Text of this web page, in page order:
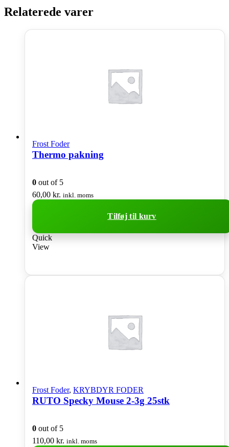
Relaterede varer
Frost Foder
Thermo pakning
0 out of 5
60,00 kr. inkl. moms
Tilføj til kurv
Quick
View
Frost Foder, KRYBDYR FODER
RUTO Specky Mouse 2-3g 25stk
0 out of 5
110,00 kr. inkl. moms